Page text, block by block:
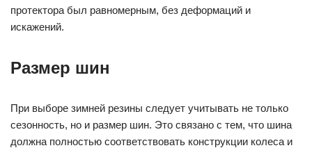
протектора был равномерным, без деформаций и
искажений.
Размер шин
При выборе зимней резины следует учитывать не только
сезонность, но и размер шин. Это связано с тем, что шина
должна полностью соответствовать конструкции колеса и